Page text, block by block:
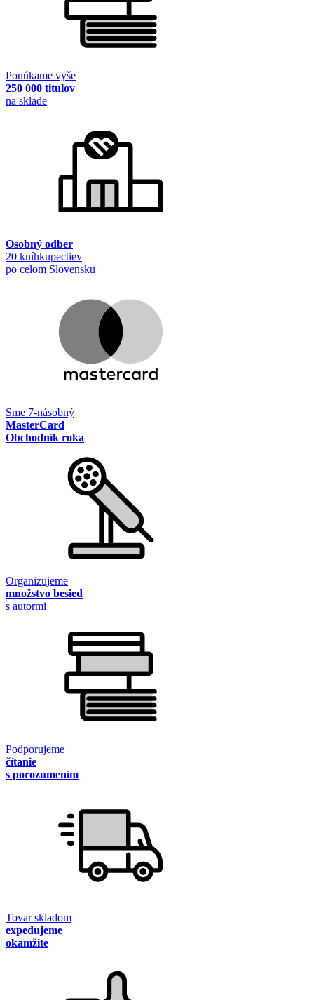
Ponúkame vyše
250 000 titulov
na sklade
Osobný odber
20 kníhkupectiev
po celom Slovensku
Sme 7-násobný
MasterCard
Obchodník roka
Organizujeme
množstvo besied
s autormi
Podporujeme
čítanie
s porozumením
Tovar skladom
expedujeme
okamžite